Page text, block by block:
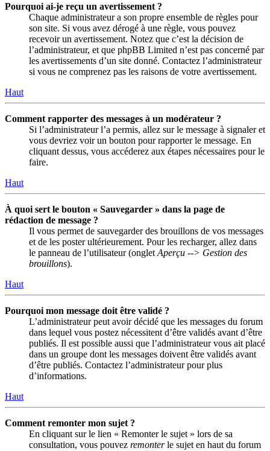
Pourquoi ai-je reçu un avertissement ?
Chaque administrateur a son propre ensemble de règles pour
son site. Si vous avez dérogé à une règle, vous pouvez
recevoir un avertissement. Notez que c’est la décision de
l’administrateur, et que phpBB Limited n’est pas concerné par
les avertissements d’un site donné. Contactez l’administrateur
si vous ne comprenez pas les raisons de votre avertissement.
Haut
Comment rapporter des messages à un modérateur ?
Si l’administrateur l’a permis, allez sur le message à signaler et
vous devriez voir un bouton pour rapporter le message. En
cliquant dessus, vous accéderez aux étapes nécessaires pour le
faire.
Haut
À quoi sert le bouton « Sauvegarder » dans la page de
rédaction de message ?
Il vous permet de sauvegarder des brouillons de vos messages
et de les poster ultérieurement. Pour les recharger, allez dans
le panneau de l’utilisateur (onglet Aperçu --> Gestion des
brouillons).
Haut
Pourquoi mon message doit être validé ?
L’administrateur peut avoir décidé que les messages du forum
dans lequel vous postez nécessitent d’être validés avant d’être
publiés. Il est possible aussi que l’administrateur vous ait placé
dans un groupe dont les messages doivent être validés avant
d’être publiés. Contactez l’administrateur pour plus
d’informations.
Haut
Comment remonter mon sujet ?
En cliquant sur le lien « Remonter le sujet » lors de sa
consultation, vous pouvez remonterle sujet en haut du forum